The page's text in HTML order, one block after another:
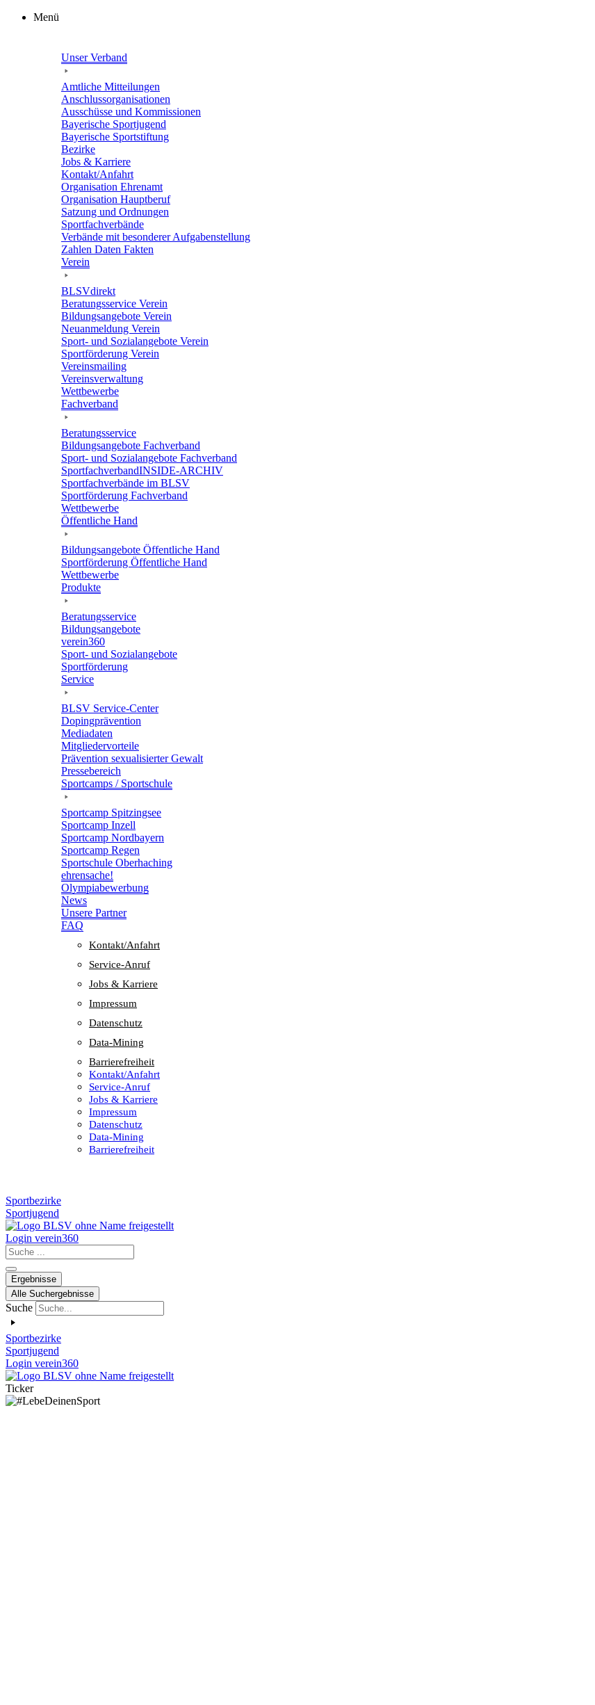
Zum
Menü
Unser Verband
Amtli­che Mitteilungen
Anschluss­or­ga­ni­sa­tio­nen
Ausschüsse und Kommissionen
Baye­ri­sche Sportjugend
Baye­ri­sche Sportstiftung
Bezirke
Jobs & Karriere
Kontakt/​​Anfahrt
Orga­ni­sa­tion Ehrenamt
Orga­ni­sa­tion Hauptberuf
Satzung und Ordnungen
Sport­fach­ver­bände
Verbände mit beson­de­rer Aufgabenstellung
Zahlen Daten Fakten
Verein
BLSVdi­rekt
Bera­tungs­ser­vice Verein
Bildungs­an­ge­bote Verein
Neuan­mel­dung Verein
Sport- und Sozi­al­an­ge­bote Verein
Sport­för­de­rung Verein
Vereins­mai­ling
Vereins­ver­wal­tung
Wett­be­werbe
Fach­ver­band
Bera­tungs­ser­vice
Bildungs­an­ge­bote Fachverband
Sport- und Sozi­al­an­ge­bote Fachverband
Sport­fach­ver­ban­d­IN­SIDE-ARCHIV
Sport­fach­ver­bände im BLSV
Sport­för­de­rung Fachverband
Wett­be­werbe
Öffent­li­che Hand
Bildungs­an­ge­bote Öffent­li­che Hand
Sport­för­de­rung Öffent­li­che Hand
Wett­be­werbe
Produkte
Bera­tungs­ser­vice
Bildungs­an­ge­bote
verein360
Sport- und Sozialangebote
Sport­för­de­rung
Service
BLSV Service-Center
Doping­prä­ven­tion
Media­da­ten
Mitglie­der­vor­teile
Präven­tion sexua­li­sier­ter Gewalt
Pres­se­be­reich
Sport­camps / Sportschule
Sport­camp Spitzingsee
Sport­camp Inzell
Sport­camp Nordbayern
Sport­camp Regen
Sport­schule Oberhaching
ehren­sa­che!
Olym­pia­be­wer­bung
News
Unsere Part­ner
FAQ
Kontakt/​​Anfahrt
Service-Anruf
Jobs & Karriere
Impres­sum
Daten­schutz
Data-Mining
Barrie­re­frei­heit
Kontakt/​​Anfahrt
Service-Anruf
Jobs & Karriere
Impres­sum
Daten­schutz
Data-Mining
Barrie­re­frei­heit
Sportbezirke
Sportjugend
Login verein360
Search
...
Ergebnisse
Alle Suchergebnisse
Suche
Sportbezirke
Sportjugend
Login verein360
Ticker